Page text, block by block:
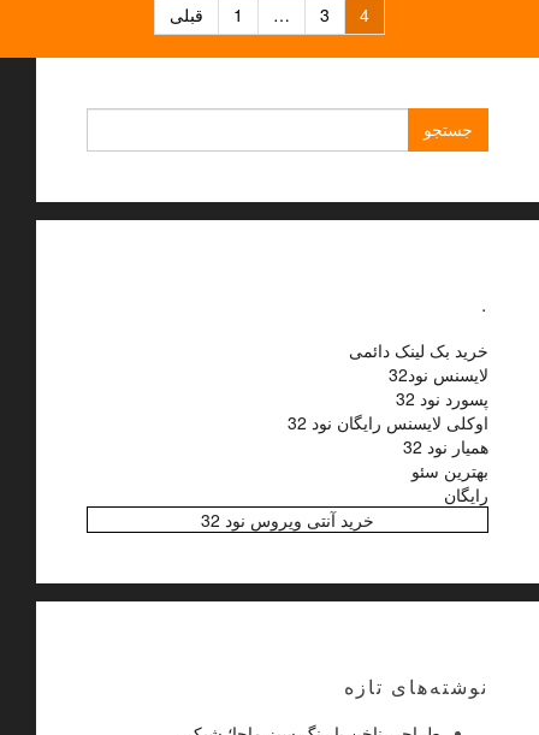
نوشته‌ها
قبلی 1 … 3 4
برای:
خرید بک لینک دائمی
لایسنس نود32
پسورد نود 32
اوکلی لایسنس رایگان نود 32
همیار نود 32
بهترین سئو
رایگان
خرید آنتی ویروس نود 32
نوشته‌های تازه